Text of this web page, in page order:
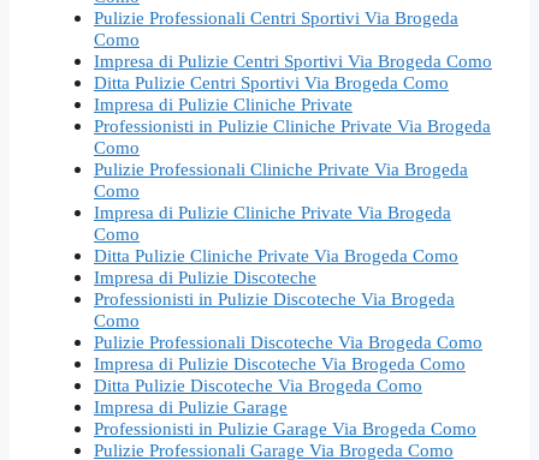
Pulizie Professionali Centri Sportivi Via Brogeda
Como
Impresa di Pulizie Centri Sportivi Via Brogeda Como
Ditta Pulizie Centri Sportivi Via Brogeda Como
Impresa di Pulizie Cliniche Private
Professionisti in Pulizie Cliniche Private Via Brogeda
Como
Pulizie Professionali Cliniche Private Via Brogeda
Como
Impresa di Pulizie Cliniche Private Via Brogeda
Como
Ditta Pulizie Cliniche Private Via Brogeda Como
Impresa di Pulizie Discoteche
Professionisti in Pulizie Discoteche Via Brogeda
Como
Pulizie Professionali Discoteche Via Brogeda Como
Impresa di Pulizie Discoteche Via Brogeda Como
Ditta Pulizie Discoteche Via Brogeda Como
Impresa di Pulizie Garage
Professionisti in Pulizie Garage Via Brogeda Como
Pulizie Professionali Garage Via Brogeda Como